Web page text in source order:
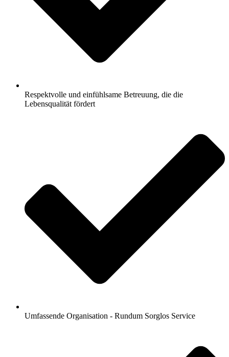
Respektvolle und einfühlsame Betreuung, die die
Lebensqualität fördert
Umfassende Organisation - Rundum Sorglos Service